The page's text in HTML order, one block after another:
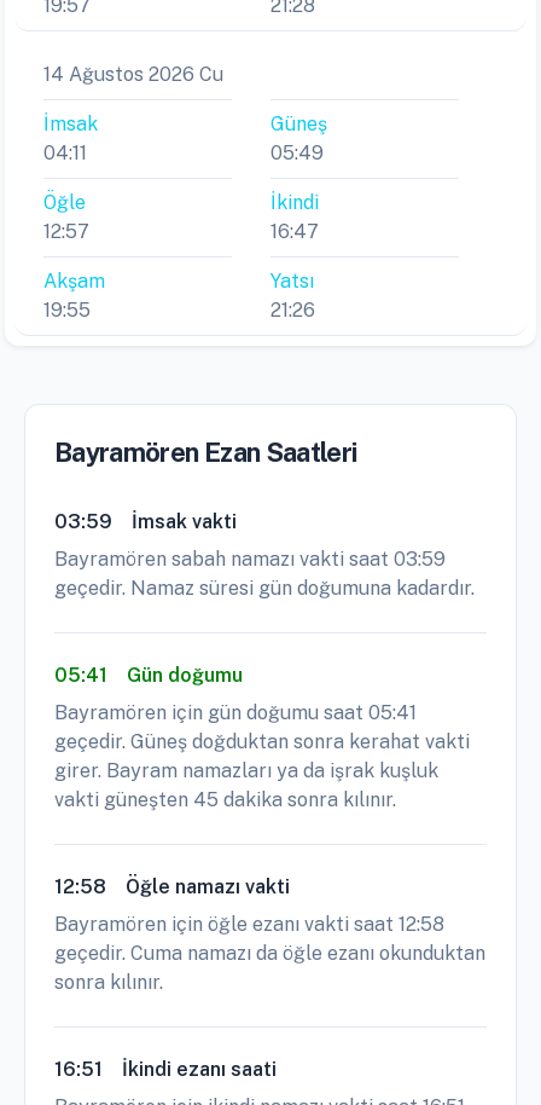
19:57
21:28
14 Ağustos 2026 Cu
İmsak
04:11
Güneş
05:49
Öğle
12:57
İkindi
16:47
Akşam
19:55
Yatsı
21:26
Bayramören Ezan Saatleri
03:59
İmsak vakti
Bayramören sabah namazı vakti saat 03:59
geçedir. Namaz süresi gün doğumuna kadardır.
05:41
Gün doğumu
Bayramören için gün doğumu saat 05:41
geçedir. Güneş doğduktan sonra kerahat vakti
girer. Bayram namazları ya da işrak kuşluk
vakti güneşten 45 dakika sonra kılınır.
12:58
Öğle namazı vakti
Bayramören için öğle ezanı vakti saat 12:58
geçedir. Cuma namazı da öğle ezanı okunduktan
sonra kılınır.
16:51
İkindi ezanı saati